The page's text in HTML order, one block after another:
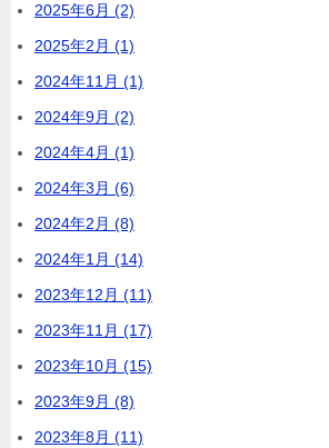
2025年6月 (2)
2025年2月 (1)
2024年11月 (1)
2024年9月 (2)
2024年4月 (1)
2024年3月 (6)
2024年2月 (8)
2024年1月 (14)
2023年12月 (11)
2023年11月 (17)
2023年10月 (15)
2023年9月 (8)
2023年8月 (11)